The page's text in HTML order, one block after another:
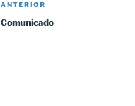
de
Entrada
anterior:
ANTERIOR
Comunicado